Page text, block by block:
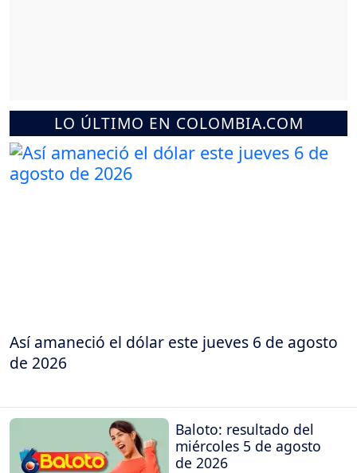
LO ÚLTIMO EN COLOMBIA.COM
Así amaneció el dólar este jueves 6 de agosto
de 2026
Baloto: resultado del
miércoles 5 de agosto
de 2026